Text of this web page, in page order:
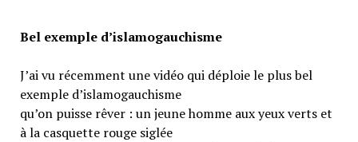
Bel exemple d’islamogauchisme
J’ai vu récemment une vidéo qui déploie le plus bel
exemple d’islamogauchisme
qu’on puisse rêver : un jeune homme aux yeux verts et
à la casquette rouge siglée